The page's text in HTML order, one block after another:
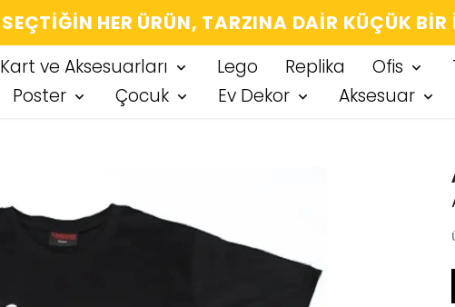
SEÇTIĞIN HER ÜRÜN, TARZINA DAIR KÜÇÜK
Kart ve Aksesuarları Lego Replika Ofis
Poster Çocuk Ev Dekor Aksesuar